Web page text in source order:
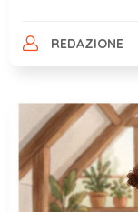
REDAZIONE